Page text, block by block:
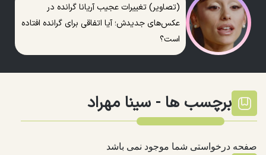
(تصاویر) تغییرات عجیب آریانا گرانده در
عکس‌های جدیدش؛ آیا اتفاقی برای گرانده افتاده
است؟
برچسب ها - سینا مهراد
صفحه درخواستی شما موجود نمی باشد